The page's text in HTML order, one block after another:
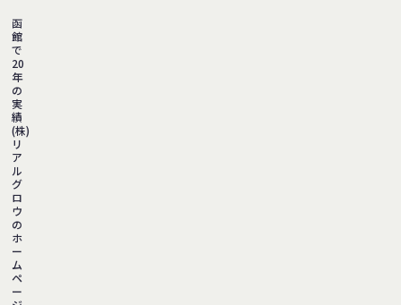
函
館
で
20
年
の
実
績
(株)
リ
ア
ル
グ
ロ
ウ
の
ホ
ー
ム
ペ
ー